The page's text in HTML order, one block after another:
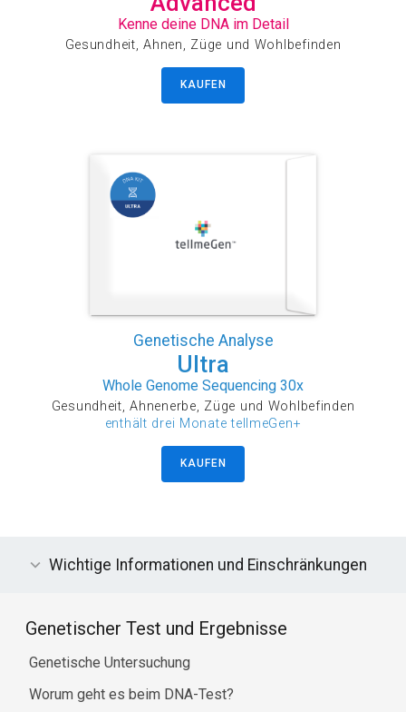
Kenne deine DNA im Detail
Gesundheit, Ahnen, Züge und Wohlbefinden
KAUFEN
Genetische Analyse
Ultra
Whole Genome Sequencing 30x
Gesundheit, Ahnenerbe, Züge und Wohlbefinden
enthält drei Monate tellmeGen+
KAUFEN
Wichtige Informationen und Einschränkungen
Genetischer Test und Ergebnisse
Genetische Untersuchung
Worum geht es beim DNA-Test?